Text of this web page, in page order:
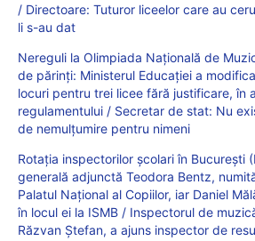
/ Directoare: Tuturor liceelor care au
li s-au dat
Nereguli la Olimpiada Națională de
de părinți: Ministerul Educației a
locuri pentru trei licee fără justificare, în
regulamentului / Secretar de stat: Nu
de nemulțumire pentru nimeni
Rotația inspectorilor școlari în București
generală adjunctă Teodora Bentz,
Palatul Național al Copiilor, iar Daniel
în locul ei la ISMB / Inspectorul de
Răzvan Ștefan, a ajuns inspector de